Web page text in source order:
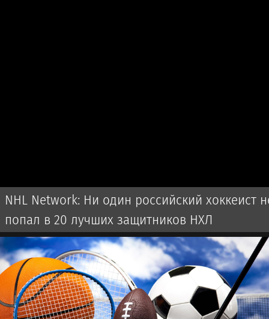
NHL Network: Ни один российский хоккеист
попал в 20 лучших защитников НХЛ